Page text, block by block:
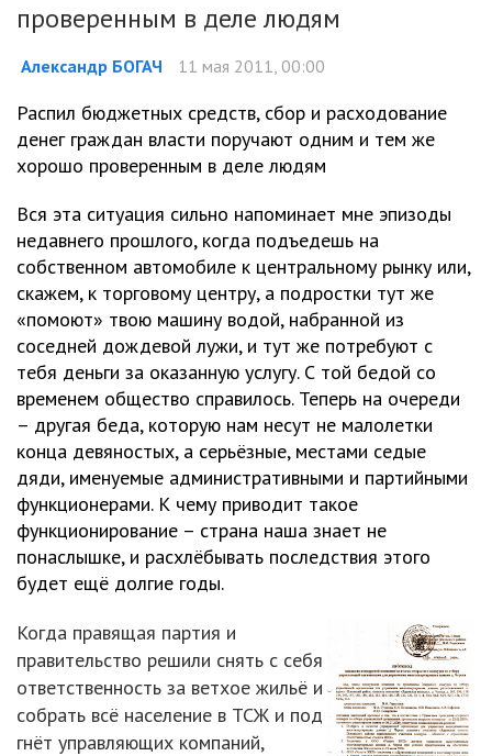
проверенным в деле людям
Александр БОГАЧ 11 мая 2011, 00:00
Распил бюджетных средств, сбор и расходование
денег граждан власти поручают одним и тем же
хорошо проверенным в деле людям
Вся эта ситуация сильно напоминает мне эпизоды
недавнего прошлого, когда подъедешь на
собственном автомобиле к центральному рынку или,
скажем, к торговому центру, а подростки тут же
«помоют» твою машину водой, набранной из
соседней дождевой лужи, и тут же потребуют с
тебя деньги за оказанную услугу. С той бедой со
временем общество справилось. Теперь на очереди
– другая беда, которую нам несут не малолетки
конца девяностых, а серьёзные, местами седые
дяди, именуемые административными и партийными
функционерами. К чему приводит такое
функционирование – страна наша знает не
понаслышке, и расхлёбывать последствия этого
будет ещё долгие годы.
Когда правящая партия и
правительство решили снять с себя
ответственность за ветхое жильё и
собрать всё население в ТСЖ и под
гнёт управляющих компаний,